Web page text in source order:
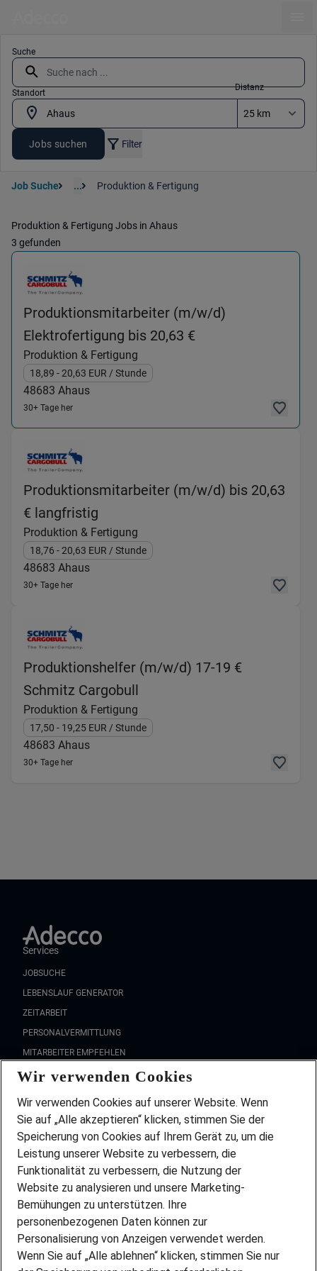
Suche
Standort
Distanz
Jobs suchen Filter
Job Suche ... Produktion & Fertigung
Produktion & Fertigung Jobs in Ahaus
3 gefunden
Produktionsmitarbeiter (m/w/d)
Elektrofertigung bis 20,63 €
Produktion & Fertigung
18,89 - 20,63 EUR / Stunde
48683 Ahaus
30+ Tage her
Produktionsmitarbeiter (m/w/d) bis 20,63
€ langfristig
Produktion & Fertigung
18,76 - 20,63 EUR / Stunde
48683 Ahaus
30+ Tage her
Produktionshelfer (m/w/d) 17-19 €
Schmitz Cargobull
Produktion & Fertigung
17,50 - 19,25 EUR / Stunde
48683 Ahaus
30+ Tage her
Services
JOBSUCHE
LEBENSLAUF GENERATOR
ZEITARBEIT
PERSONALVERMITTLUNG
MITARBEITER EMPFEHLEN
FAQ
Wir stellen ein!
DEINE BERUFSGRUPPE
DEINE LEBENSSITUATION
PARTNERSHIP WITH AIRBUS
INITIATIV BEWERBEN
ÜBER UNS
STANDORTE
BLOG
Wir verwenden Cookies
Wir verwenden Cookies auf unserer Website. Wenn
Sie auf „Alle akzeptieren“ klicken, stimmen Sie der
Speicherung von Cookies auf Ihrem Gerät zu, um die
Leistung unserer Website zu verbessern, die
Funktionalität zu verbessern, die Nutzung der
Website zu analysieren und unsere Marketing-
Bemühungen zu unterstützen. Ihre
personenbezogenen Daten können zur
Personalisierung von Anzeigen verwendet werden.
Wenn Sie auf „Alle ablehnen“ klicken, stimmen Sie nur